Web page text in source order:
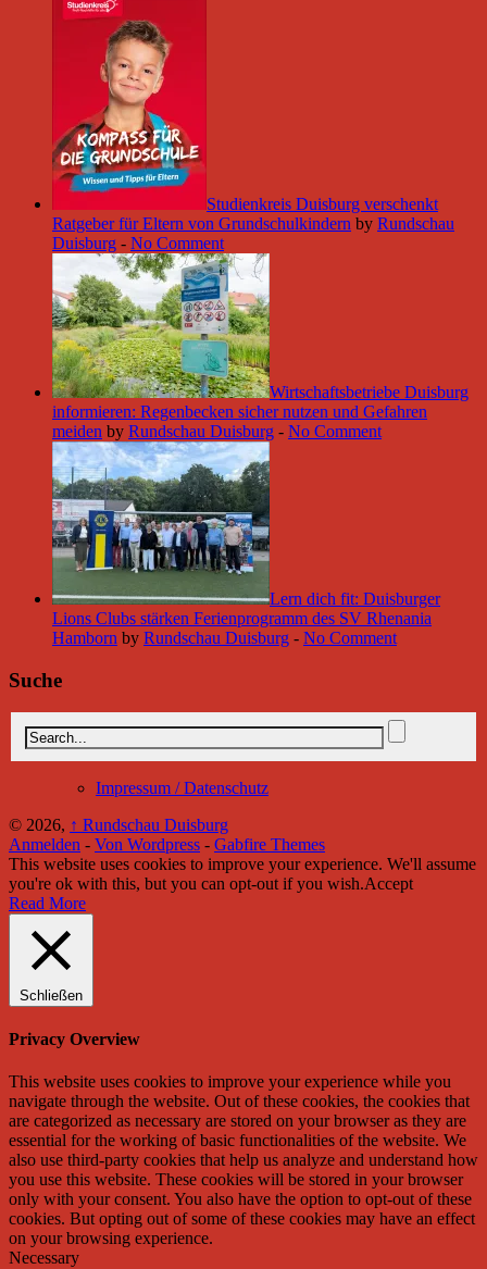
Studienkreis Duisburg verschenkt
Ratgeber für Eltern von Grundschulkindern by Rundschau
Duisburg - No Comment
Wirtschaftsbetriebe Duisburg
informieren: Regenbecken sicher nutzen und Gefahren
meiden by Rundschau Duisburg - No Comment
Lern dich fit: Duisburger
Lions Clubs stärken Ferienprogramm des SV Rhenania
Hamborn by Rundschau Duisburg - No Comment
Suche
Impressum / Datenschutz
© 2026, ↑ Rundschau Duisburg
Anmelden - Von Wordpress - Gabfire Themes
This website uses cookies to improve your experience. We'll assume
you're ok with this, but you can opt-out if you wish.Accept
Read More
Schließen
Privacy Overview
This website uses cookies to improve your experience while you
navigate through the website. Out of these cookies, the cookies that
are categorized as necessary are stored on your browser as they are
essential for the working of basic functionalities of the website. We
also use third-party cookies that help us analyze and understand how
you use this website. These cookies will be stored in your browser
only with your consent. You also have the option to opt-out of these
cookies. But opting out of some of these cookies may have an effect
on your browsing experience.
Necessary